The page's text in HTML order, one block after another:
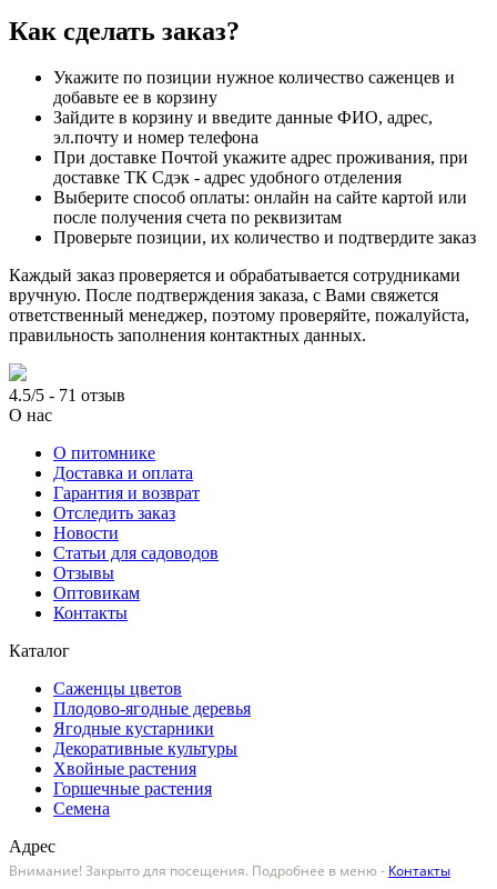
Как сделать заказ?
Укажите по позиции нужное количество саженцев и
добавьте ее в корзину
Зайдите в корзину и введите данные ФИО, адрес,
эл.почту и номер телефона
При доставке Почтой укажите адрес проживания, при
доставке ТК Сдэк - адрес удобного отделения
Выберите способ оплаты: онлайн на сайте картой или
после получения счета по реквизитам
Проверьте позиции, их количество и подтвердите заказ
Каждый заказ проверяется и обрабатывается сотрудниками
вручную. После подтверждения заказа, с Вами свяжется
ответственный менеджер, поэтому проверяйте, пожалуйста,
правильность заполнения контактных данных.
4.5/5 - 71 отзыв
О нас
О питомнике
Доставка и оплата
Гарантия и возврат
Отследить заказ
Новости
Статьи для садоводов
Отзывы
Оптовикам
Контакты
Каталог
Саженцы цветов
Плодово-ягодные деревья
Ягодные кустарники
Декоративные культуры
Хвойные растения
Горшечные растения
Семена
Адрес
Внимание! Закрыто для посещения. Подробнее в меню - Контакты